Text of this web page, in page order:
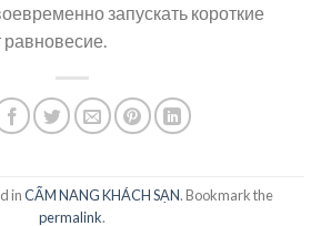
запускать короткие
inCẨM NANG KHÁCH SẠN. Bookmark the
permalink.